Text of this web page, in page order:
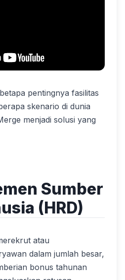
pentingnya fasilitas
skenario di dunia
menjadi solusi yang
Sumber
(HRD)
atau
dalam jumlah besar,
bonus tahunan